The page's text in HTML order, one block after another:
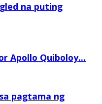
na puting
Apollo Quiboloy...
pagtama ng